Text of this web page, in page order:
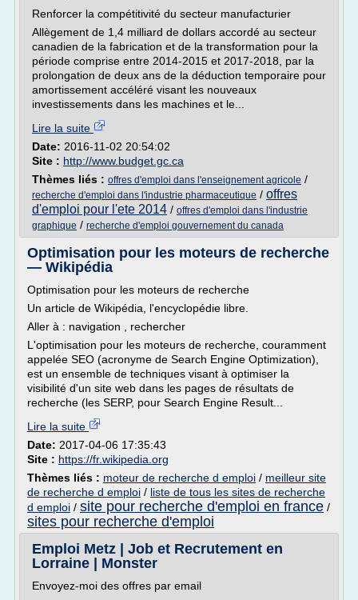
Renforcer la compétitivité du secteur manufacturier
Allègement de 1,4 milliard de dollars accordé au secteur
canadien de la fabrication et de la transformation pour la
période comprise entre 2014-2015 et 2017-2018, par la
prolongation de deux ans de la déduction temporaire pour
amortissement accéléré visant les nouveaux
investissements dans les machines et le...
Lire la suite
Date: 2016-11-02 20:54:02
Site : http://www.budget.gc.ca
Thèmes liés : offres d'emploi dans l'enseignement agricole /
recherche d'emploi dans l'industrie pharmaceutique / offres
d'emploi pour l'ete 2014 / offres d'emploi dans l'industrie
graphique / recherche d'emploi gouvernement du canada
Optimisation pour les moteurs de recherche
— Wikipédia
Optimisation pour les moteurs de recherche
Un article de Wikipédia, l'encyclopédie libre.
Aller à : navigation , rechercher
L'optimisation pour les moteurs de recherche, couramment
appelée SEO (acronyme de Search Engine Optimization),
est un ensemble de techniques visant à optimiser la
visibilité d'un site web dans les pages de résultats de
recherche (les SERP, pour Search Engine Result...
Lire la suite
Date: 2017-04-06 17:35:43
Site : https://fr.wikipedia.org
Thèmes liés : moteur de recherche d emploi / meilleur site
de recherche d emploi / liste de tous les sites de recherche
d emploi / site pour recherche d'emploi en france /
sites pour recherche d'emploi
Emploi Metz | Job et Recrutement en
Lorraine | Monster
Envoyez-moi des offres par email